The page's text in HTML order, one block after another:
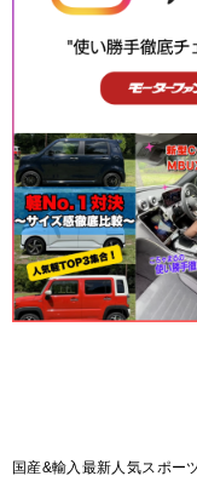
国産&輸入最新人気スポー